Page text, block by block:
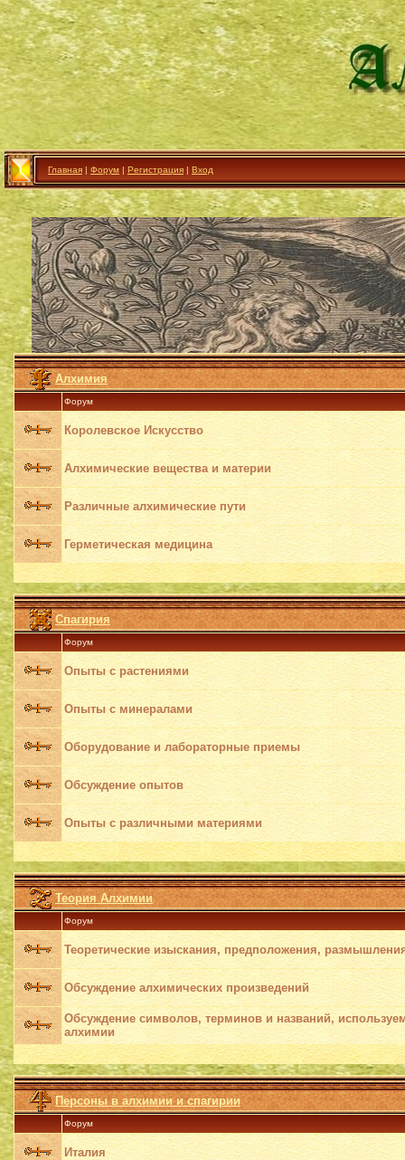
Главная | Форум | Регистрация | Вход
Алхимия
Форум
Королевское Искусство
Алхимические вещества и материи
Различные алхимические пути
Герметическая медицина
Спагирия
Форум
Опыты с растениями
Опыты с минералами
Оборудование и лабораторные приемы
Обсуждение опытов
Опыты с различными материями
Теория Алхимии
Форум
Теоретические изыскания, предположения,
Обсуждение алхимических произведений
Обсуждение символов, терминов и названий,
алхимии
Персоны в алхимии и спагирии
Форум
Италия